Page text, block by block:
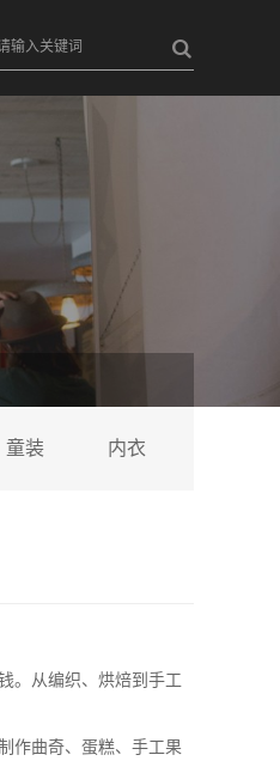
童装 内衣
。从编织、烘焙到手工
作曲奇、蛋糕、手工果